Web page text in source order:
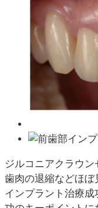
ジルコニアクラウン
歯肉の退縮などほぼ
インプラント治療